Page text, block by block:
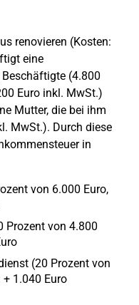
renovieren (Kosten:
eine
(4.800
Euro inkl. MwSt.)
Mutter, die bei ihm
MwSt.). Durch diese
in
von 6.000 Euro,
Prozent von 4.800
(20 Prozent von
+ 1.040 Euro